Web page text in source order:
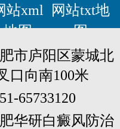
站xml
地图
网站txt地
图
市庐阳区蒙城北
口向南100米
65733120
华研白癜风防治